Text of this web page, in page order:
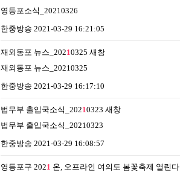
영등포소식_20210326
한중방송 2021-03-29 16:21:05
재외동포 뉴스_20210325 새창
재외동포 뉴스_20210325
한중방송 2021-03-29 16:17:10
법무부 출입국소식_20210323 새창
법무부 출입국소식_20210323
한중방송 2021-03-29 16:08:57
영등포구 2021 온, 오프라인 여의도 봄꽃축제 열린다